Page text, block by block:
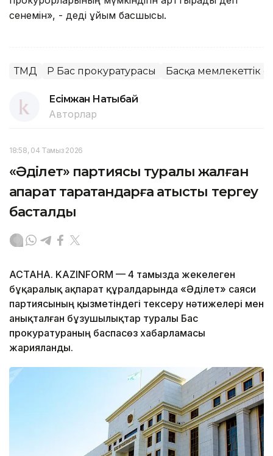
сенемін», - деді ұйым басшысы.
ТМД ҚР Бас прокуратурасы Басқа мемлекеттік
Есімжан Нақтыбай
Авторлар
18:58, 04 Тамыз 2026
«Әділет» партиясы туралы жалған
ақпарат таратқандарға қатысты тергеу
басталды
АСТАНА. KAZINFORM — 4 тамызда жекелеген
бұқаралық ақпарат құралдарында «Әділет» саяси
партиясының қызметіндегі тексеру нәтижелері мен
анықталған бұзушылықтар туралы Бас
прокуратураның баспасөз хабарламасы
жарияланды.